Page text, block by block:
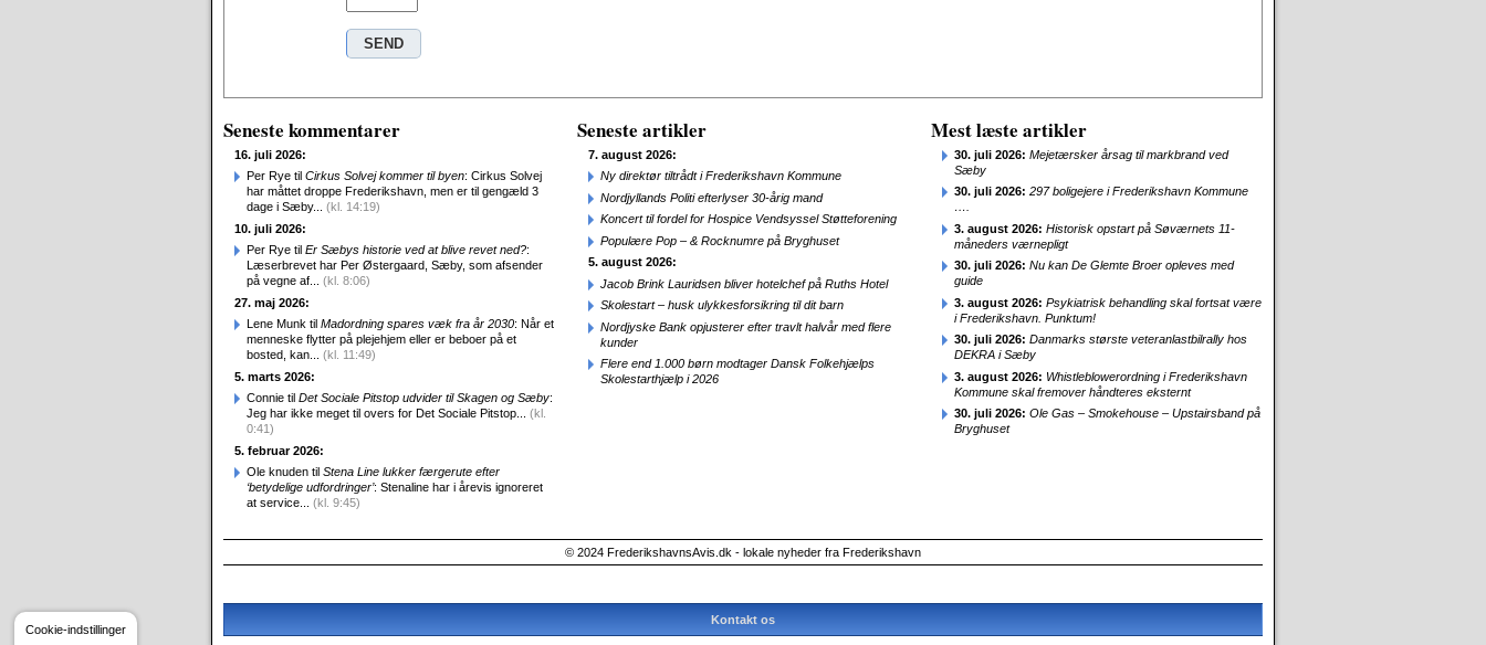
Seneste kommentarer
16. juli 2026:
Per Rye til Cirkus Solvej kommer til byen: Cirkus Solvej
har måttet droppe Frederikshavn, men er til gengæld 3
dage i Sæby... (kl. 14:19)
10. juli 2026:
Per Rye til Er Sæbys historie ved at blive revet ned?:
Læserbrevet har Per Østergaard, Sæby, som afsender
på vegne af... (kl. 8:06)
27. maj 2026:
Lene Munk til Madordning spares væk fra år 2030: Når et
menneske flytter på plejehjem eller er beboer på et
bosted, kan... (kl. 11:49)
5. marts 2026:
Connie til Det Sociale Pitstop udvider til Skagen og Sæby:
Jeg har ikke meget til overs for Det Sociale Pitstop... (kl.
0:41)
5. februar 2026:
Ole knuden til Stena Line lukker færgerute efter
‘betydelige udfordringer’: Stenaline har i årevis ignoreret
at service... (kl. 9:45)
Seneste artikler
7. august 2026:
Ny direktør tiltrådt i Frederikshavn Kommune
Nordjyllands Politi efterlyser 30-årig mand
Koncert til fordel for Hospice Vendsyssel Støtteforening
Populære Pop – & Rocknumre på Bryghuset
5. august 2026:
Jacob Brink Lauridsen bliver hotelchef på Ruths Hotel
Skolestart – husk ulykkesforsikring til dit barn
Nordjyske Bank opjusterer efter travlt halvår med flere
kunder
Flere end 1.000 børn modtager Dansk Folkehjælps
Skolestarthjælp i 2026
Mest læste artikler
30. juli 2026: Mejetærsker årsag til markbrand ved
Sæby
30. juli 2026: 297 boligejere i Frederikshavn Kommune
….
3. august 2026: Historisk opstart på Søværnets 11-
måneders værnepligt
30. juli 2026: Nu kan De Glemte Broer opleves med
guide
3. august 2026: Psykiatrisk behandling skal fortsat være
i Frederikshavn. Punktum!
30. juli 2026: Danmarks største veteranlastbilrally hos
DEKRA i Sæby
3. august 2026: Whistleblowerordning i Frederikshavn
Kommune skal fremover håndteres eksternt
30. juli 2026: Ole Gas – Smokehouse – Upstairsband på
Bryghuset
© 2024 FrederikshavnsAvis.dk - lokale nyheder fra Frederikshavn
Kontakt os
Cookie-indstillinger